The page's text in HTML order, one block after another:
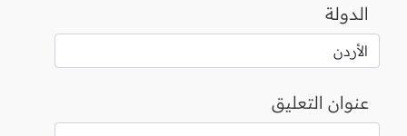
الدولة
عنوان التعليق